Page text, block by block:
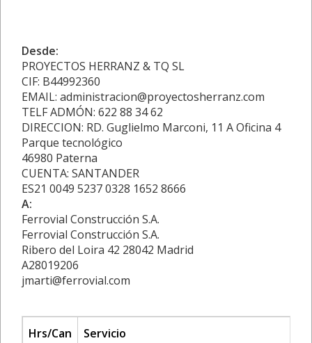
Desde:
PROYECTOS HERRANZ & TQ SL
CIF: B44992360
EMAIL: administracion@proyectosherranz.com
TELF ADMÓN: 622 88 34 62
DIRECCION: RD. Guglielmo Marconi, 11 A Oficina 4
Parque tecnológico
46980 Paterna
CUENTA: SANTANDER
ES21 0049 5237 0328 1652 8666
A:
Ferrovial Construcción S.A.
Ferrovial Construcción S.A.
Ribero del Loira 42 28042 Madrid
A28019206
jmarti@ferrovial.com
Hrs/Can
Servicio